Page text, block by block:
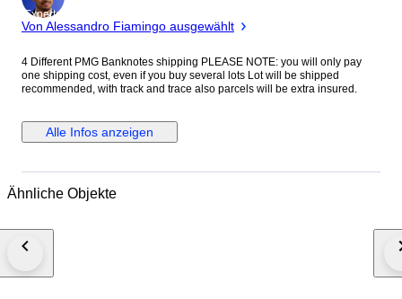
Experte
Von Alessandro Fiamingo ausgewählt
4 Different PMG Banknotes shipping PLEASE NOTE: you will only pay
one shipping cost, even if you buy several lots Lot will be shipped
recommended, with track and trace also parcels will be extra insured.
Alle Infos anzeigen
Ähnliche Objekte